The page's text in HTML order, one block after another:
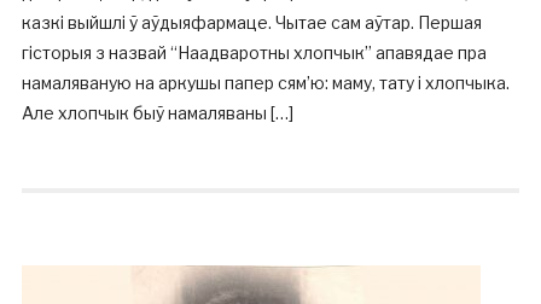
казкі выйшлі ў аўдыяфармаце. Чытае сам аўтар. Першая
гісторыя з назвай “Наадваротны хлопчык” апавядае пра
намаляваную на аркушы папер сям’ю: маму, тату і хлопчыка.
Але хлопчык быў намаляваны […]